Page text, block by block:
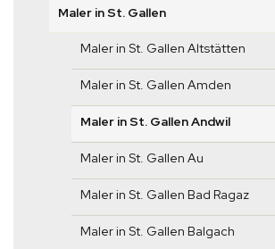
Maler in St. Gallen
Maler in St. Gallen Altstätten
Maler in St. Gallen Amden
Maler in St. Gallen Andwil
Maler in St. Gallen Au
Maler in St. Gallen Bad Ragaz
Maler in St. Gallen Balgach